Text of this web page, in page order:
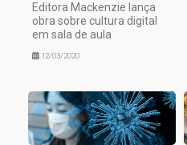
Editora Mackenzie lança
obra sobre cultura digital
em sala de aula
12/03/2020